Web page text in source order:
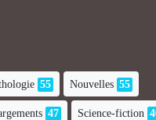
55 Nouvelles 55
47 Science-fiction